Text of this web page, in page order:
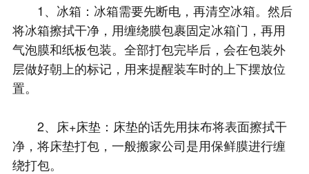
1、冰箱：冰箱需要先断电，再清空冰箱。然后
将冰箱擦拭干净，用缠绕膜包裹固定冰箱门，再用
气泡膜和纸板包装。全部打包完毕后，会在包装外
层做好朝上的标记，用来提醒装车时的上下摆放位
置。
2、床+床垫：床垫的话先用抹布将表面擦拭干
净，将床垫打包，一般搬家公司是用保鲜膜进行缠
绕打包。